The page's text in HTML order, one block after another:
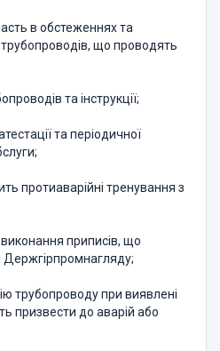
в обстеженнях та
трубопроводів, що проводять
та інструкції;
та періодичної
протиаварійні тренування з
приписів, що
трубопроводу при виявлені
призвести до аварій або